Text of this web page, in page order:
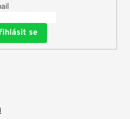
se